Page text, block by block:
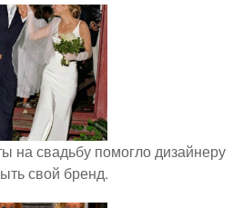
на свадьбу помогло дизайнеру
свой бренд.